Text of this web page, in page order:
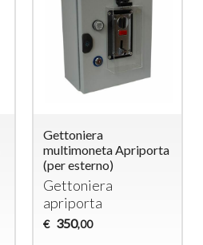
Gettoniera
multimoneta Apriporta
(per esterno)
Gettoniera
apriporta
€ 350,00